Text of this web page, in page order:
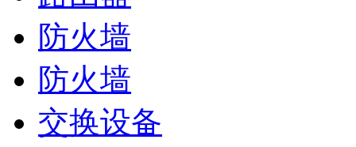
防火墙
防火墙
交换设备